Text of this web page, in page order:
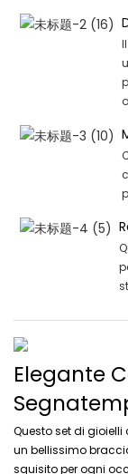
Elegante
Questo set di
un bellissimo
squisito per ogni